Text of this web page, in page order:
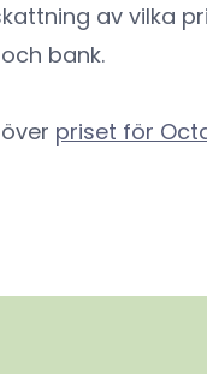
av vilka
bank.
priset för